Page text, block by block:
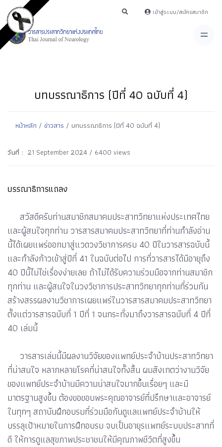
เข้าสู่ระบบ/สมัครสมาชิก
บทบรรณาธิการ (ปีที่ 40 ฉบับที่ 4)
หน้าหลัก / ข่าวสาร / บทบรรณาธิการ (ปีที่ 40 ฉบับที่ 4)
วันที่ : 21 September 2024 / 6400 views
บรรณาธิการแถลง
สวัสดีครับท่านสมาชิกสมาคมประสาทวิทยาแห่งประเทศไทย
และผู้สนใจทุกท่าน วารสารสมาคมประสาทวิทยาที่ท่านกำลังอ่าน
นี้ได้เผยแพร่ออกมาสู่แวดวงวิชาการครบ 40 ปีในวารสารฉบับนี้
และกำลังก้าวเข้าสู่ปีที่ 41 ในฉบับต่อไป การที่วารสารได้มีอายุถึง
40 ปีนี้ไม่ไช่เรื่องง่ายเลย ถ้าไม่ได้รับความร่วมมือจากท่านสมาชิก
ทุกท่าน และผู้สนใจในวงวิชาการประสาทวิทยาทุกท่านที่ร่วมกัน
สร้างสรรผลงานวิชาการเผยแพร่ในวารสารสมาคมประสาทวิทยา
ตั้งแต่วารสารฉบับที่ 1 ปีที่ 1 จนกระทั่งมาถึงวารสารฉบับที่ 4 ปีที่
40 เล่มนี้
วารสารเล่มนี้มีผลงานวิจัยของแพทย์ประจำบ้านประสาทวิทยา
ที่น่าสนใจ หลากหลายโรคที่น่าสนใจทั้งสิ้น ผมสังเกตว่างานวิจัย
ของแพทย์ประจำบ้านมีความน่าสนใจมากขึ้นเรื่อยๆ และมี
มาตรฐานสูงขึ้น ต้องขอขอบพระคุณอาจารย์ที่ปรึกษาและอาจารย์
ในทุกๆ สถาบันฝึกอบรมที่ร่วมมือกันดูแลแพทย์ประจำบ้านให้
บรรลุเป้าหมายในการฝึกอบรม จบเป็นอายุรแพทย์ระบบประสาทที่
ดี ให้การดูแลสุขภาพประชาชนให้มีคุณภาพชีวิตที่สูงขึ้น